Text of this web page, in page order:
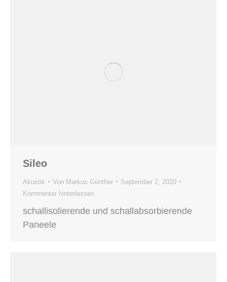
Sileo
Akustik Von Markus Günther
September 2, 2020
Kommentar hinterlassen
schallisolierende und schallabsorbierende
Paneele